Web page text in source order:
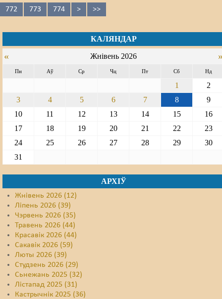
772 773 774 > >>
КАЛЯНДАР
« Жнівень 2026
Пн Аў Ср Чц Пт Сб Нд
1
2
3
4 5 6 7 8
9
10
11 12 13 14 15
16
17
18 19 20 21 22
23
24
25 26 27 28 29
30
31
АРХІЎ
Жнівень 2026 (12)
Ліпень 2026 (39)
Чэрвень 2026 (35)
Травень 2026 (44)
Красавік 2026 (44)
Сакавік 2026 (59)
Люты 2026 (39)
Студзень 2026 (29)
Сьнежань 2025 (32)
Лістапад 2025 (31)
Кастрычнік 2025 (36)